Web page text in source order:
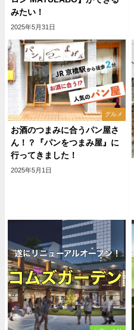
みたい！
2025年5月31日
グルメ
お酒のつまみに合うパン屋さ
ん！？『パンをつまみ屋』に
行ってきました！
2025年5月1日